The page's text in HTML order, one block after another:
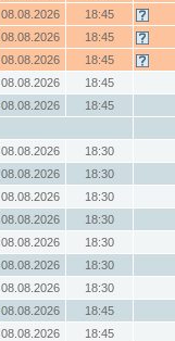
08.08.2026 18:45
08.08.2026 18:45
08.08.2026 18:45
08.08.2026 18:45
08.08.2026 18:45
08.08.2026 18:30
08.08.2026 18:30
08.08.2026 18:30
08.08.2026 18:30
08.08.2026 18:30
08.08.2026 18:30
08.08.2026 18:30
08.08.2026 18:45
08.08.2026 18:45